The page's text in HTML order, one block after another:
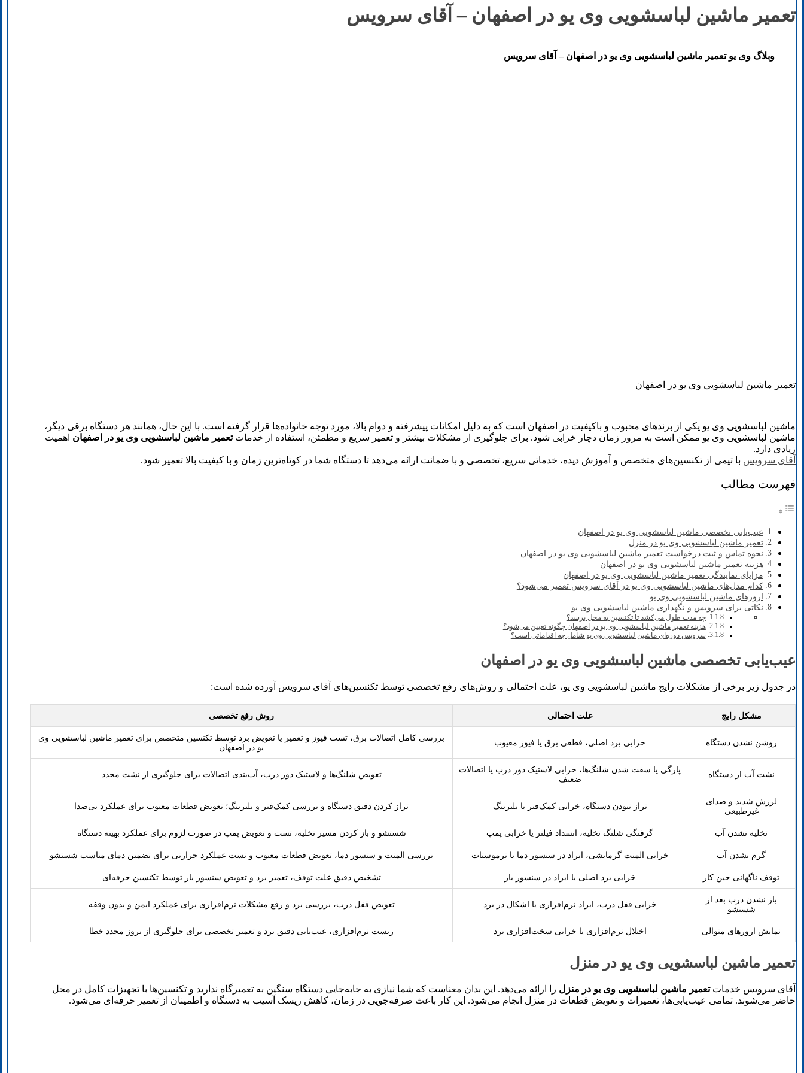
تعمیر ماشین لباسشویی وی یو در اصفهان – آقای سرویس
وبلاگ وی یو تعمیر ماشین لباسشویی وی یو در اصفهان – آقای سرویس
تعمیر ماشین لباسشویی وی یو در اصفهان
ماشین لباسشویی وی یو یکی از برندهای محبوب و باکیفیت در اصفهان است که به دلیل امکانات پیشرفته و دوام بالا، مورد توجه خانواده‌ها قرار گرفته است. با این حال، همانند هر دستگاه برقی دیگر،
ماشین لباسشویی وی یو ممکن است به مرور زمان دچار خرابی شود. برای جلوگیری از مشکلات بیشتر و تعمیر سریع و مطمئن، استفاده از خدماتتعمیر ماشین لباسشویی وی یو در اصفهان اهمیت
زیادی دارد.
آقای سرویس با تیمی از تکنسین‌های متخصص و آموزش دیده، خدماتی سریع، تخصصی و با ضمانت ارائه می‌دهد تا دستگاه شما در کوتاه‌ترین زمان و با کیفیت بالا تعمیر شود.
فهرست مطالب
عیب‌یابی تخصصی ماشین لباسشویی وی یو در اصفهان
تعمیر ماشین لباسشویی وی یو در منزل
نحوه تماس و ثبت درخواست تعمیر ماشین لباسشویی وی یو در اصفهان
هزینه تعمیر ماشین لباسشویی وی یو در اصفهان
مزایای نمایندگی تعمیر ماشین لباسشویی وی یو در اصفهان
کدام مدل‌های ماشین لباسشویی وی یو در آقای سرویس تعمیر می‌شود؟
ارورهای ماشین لباسشویی وی یو
نکاتی برای سرویس و نگهداری ماشین لباسشویی وی یو
چه مدت طول می‌کشد تا تکنسین به محل برسد؟
هزینه تعمیر ماشین لباسشویی وی یو در اصفهان چگونه تعیین می‌شود؟
سرویس دوره‌ای ماشین لباسشویی وی یو شامل چه اقداماتی است؟
عیب‌یابی تخصصی ماشین لباسشویی وی یو در اصفهان
در جدول زیر برخی از مشکلات رایج ماشین لباسشویی وی یو، علت احتمالی و روش‌های رفع تخصصی توسط تکنسین‌های آقای سرویس آورده شده است:
مشکل رایج علت احتمالی روش رفع تخصصی
روشن نشدن دستگاه خرابی برد اصلی، قطعی برق یا فیوز معیوب
بررسی کامل اتصالات برق، تست فیوز و تعمیر یا تعویض برد توسط تکنسین متخصص برای تعمیر ماشین لباسشویی وی
یو در اصفهان
نشت آب از دستگاه
پارگی یا سفت شدن شلنگ‌ها، خرابی لاستیک دور درب یا اتصالات
ضعیف
تعویض شلنگ‌ها و لاستیک دور درب، آب‌بندی اتصالات برای جلوگیری از نشت مجدد
لرزش شدید و صدای
غیرطبیعی
تراز نبودن دستگاه، خرابی کمک‌فنر یا بلبرینگ تراز کردن دقیق دستگاه و بررسی کمک‌فنر و بلبرینگ؛ تعویض قطعات معیوب برای عملکرد بی‌صدا
تخلیه نشدن آب گرفتگی شلنگ تخلیه، انسداد فیلتر یا خرابی پمپ شستشو و باز کردن مسیر تخلیه، تست و تعویض پمپ در صورت لزوم برای عملکرد بهینه دستگاه
گرم نشدن آب خرابی المنت گرمایشی، ایراد در سنسور دما یا ترموستات بررسی المنت و سنسور دما، تعویض قطعات معیوب و تست عملکرد حرارتی برای تضمین دمای مناسب شستشو
توقف ناگهانی حین کار خرابی برد اصلی یا ایراد در سنسور بار تشخیص دقیق علت توقف، تعمیر برد و تعویض سنسور بار توسط تکنسین حرفه‌ای
باز نشدن درب بعد از
شستشو
خرابی قفل درب، ایراد نرم‌افزاری یا اشکال در برد تعویض قفل درب، بررسی برد و رفع مشکلات نرم‌افزاری برای عملکرد ایمن و بدون وقفه
نمایش ارورهای متوالی اختلال نرم‌افزاری یا خرابی سخت‌افزاری برد ریست نرم‌افزاری، عیب‌یابی دقیق برد و تعمیر تخصصی برای جلوگیری از بروز مجدد خطا
تعمیر ماشین لباسشویی وی یو در منزل
آقای سرویس خدماتتعمیر ماشین لباسشویی وی یو در منزل را ارائه می‌دهد. این بدان معناست که شما نیازی به جابه‌جایی دستگاه سنگین به تعمیرگاه ندارید و تکنسین‌ها با تجهیزات کامل در محل
حاضر می‌شوند. تمامی عیب‌یابی‌ها، تعمیرات و تعویض قطعات در منزل انجام می‌شود. این کار باعث صرفه‌جویی در زمان، کاهش ریسک آسیب به دستگاه و اطمینان از تعمیر حرفه‌ای می‌شود.